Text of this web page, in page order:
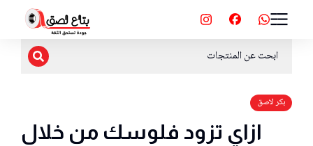
بكر لاصق
ازاي تزود فلوسك من خلال